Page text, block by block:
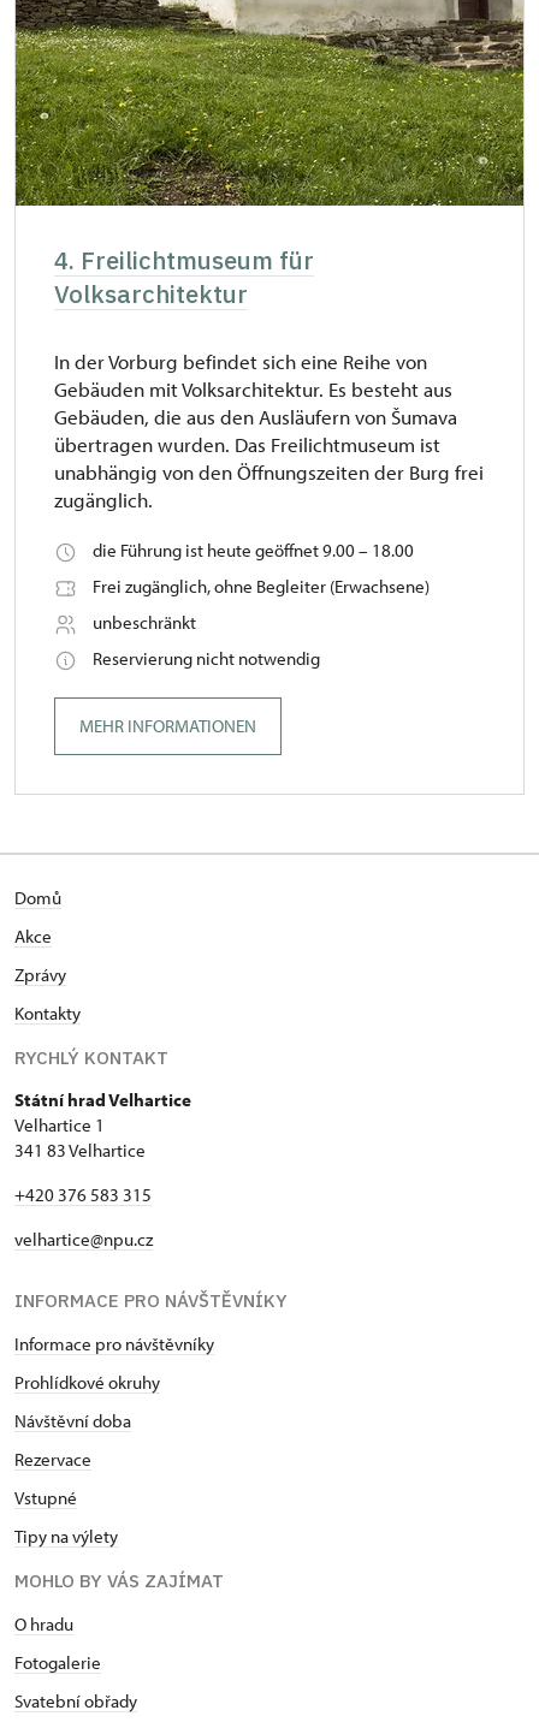
4. Freilichtmuseum für
Volksarchitektur
In der Vorburg befindet sich eine Reihe von
Gebäuden mit Volksarchitektur. Es besteht aus
Gebäuden, die aus den Ausläufern von Šumava
übertragen wurden. Das Freilichtmuseum ist
unabhängig von den Öffnungszeiten der Burg frei
zugänglich.
die Führung ist heute geöffnet 9.00 – 18.00
Frei zugänglich, ohne Begleiter (Erwachsene)
unbeschränkt
Reservierung nicht notwendig
MEHR INFORMATIONEN
Domů
Akce
Zprávy
Kontakty
RYCHLÝ KONTAKT
Státní hrad Velhartice
Velhartice 1
341 83 Velhartice
+420 376 583 315
velhartice@npu.cz
INFORMACE PRO NÁVŠTĚVNÍKY
Informace pro návštěvníky
Prohlídkové okruhy
Návštěvní doba
Rezervace
Vstupné
Tipy na výlety
MOHLO BY VÁS ZAJÍMAT
O hradu
Fotogalerie
Svatební obřady